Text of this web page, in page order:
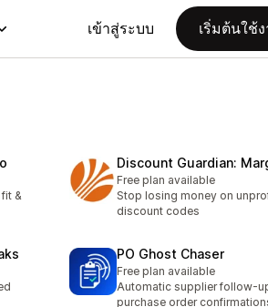
เข้าสู่ระบบ เริ่มต้นใช้
&
Discount Guardian:
Free plan available
Stop losing money on
discount codes
PO Ghost Chaser
Free plan available
Automatic supplier follow-
purchase order